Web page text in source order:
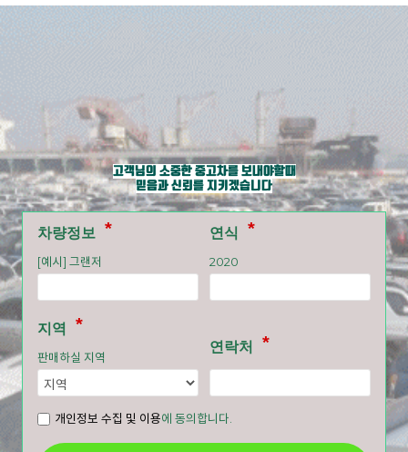
고객님의 소중한 중고차를 보내야할때
믿음과 신뢰를 지키겠습니다
차량정보
[예시] 그랜저
연식
2020
지역
판매하실 지역
연락처
개인정보 수집 및 이용에 동의합니다.